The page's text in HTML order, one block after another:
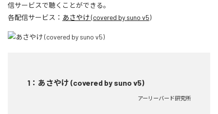
信サービスで聴くことができる。
各配信サービス： あさやけ (covered by suno v5)
1 ： あさやけ (covered by suno v5)
アーリーバード研究所